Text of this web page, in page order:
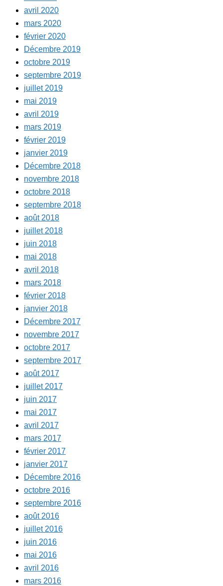
avril 2020
mars 2020
février 2020
Décembre 2019
octobre 2019
septembre 2019
juillet 2019
mai 2019
avril 2019
mars 2019
février 2019
janvier 2019
Décembre 2018
novembre 2018
octobre 2018
septembre 2018
août 2018
juillet 2018
juin 2018
mai 2018
avril 2018
mars 2018
février 2018
janvier 2018
Décembre 2017
novembre 2017
octobre 2017
septembre 2017
août 2017
juillet 2017
juin 2017
mai 2017
avril 2017
mars 2017
février 2017
janvier 2017
Décembre 2016
octobre 2016
septembre 2016
août 2016
juillet 2016
juin 2016
mai 2016
avril 2016
mars 2016